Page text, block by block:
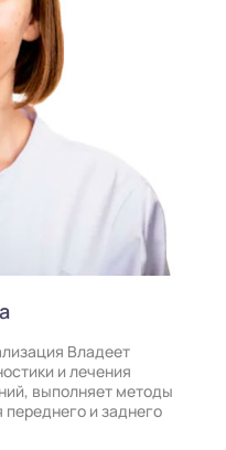
Владеет
и лечения
выполняет методы
и заднего